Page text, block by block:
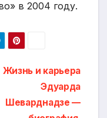
в 2004 году.
Жизнь и карьера
Эдуарда
Шеварднадзе —